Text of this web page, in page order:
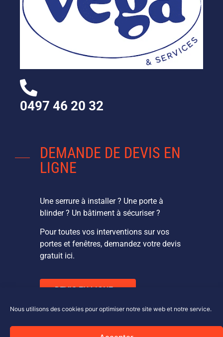
Nous utilisons des cookies pour optimiser notre site web et notre service.
0497 46 20 32
DEMANDE DE DEVIS EN
LIGNE
Une serrure à installer ? Une porte à
blinder ? Un bâtiment à sécuriser ?
Pour toutes vos interventions sur vos
portes et fenêtres, demandez votre devis
gratuit ici.
DEVIS EN LIGNE